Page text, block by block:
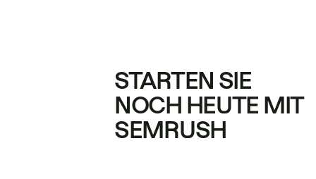
STARTEN SIE
NOCH HEUTE MIT
SEMRUSH